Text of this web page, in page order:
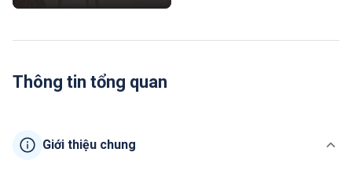
Thông tin tổng quan
Giới thiệu chung